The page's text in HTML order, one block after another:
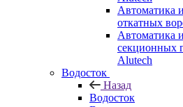
Автоматика
откатных
Автоматика
секционных
Alutech
Водосток
Назад
Водосток